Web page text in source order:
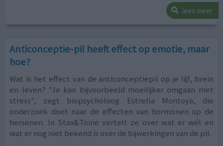
lees meer
Anticonceptie-pil heeft effect op emotie, maar
hoe?
Wat is het effect van de anticonceptiepil op je lijf, brein
en leven? "Je kan bijvoorbeeld moeilijker omgaan met
stress", zegt biopsycholoog Estrella Montoya, die
onderzoek doet naar de effecten van hormonen op de
hersenen. In Stax&Toine vertelt ze over wat er wél en
wat er nog niet bekend is over de bijwerkingen van de pil.